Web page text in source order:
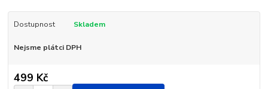
Dostupnost Skladem
Nejsme plátci DPH
499 Kč